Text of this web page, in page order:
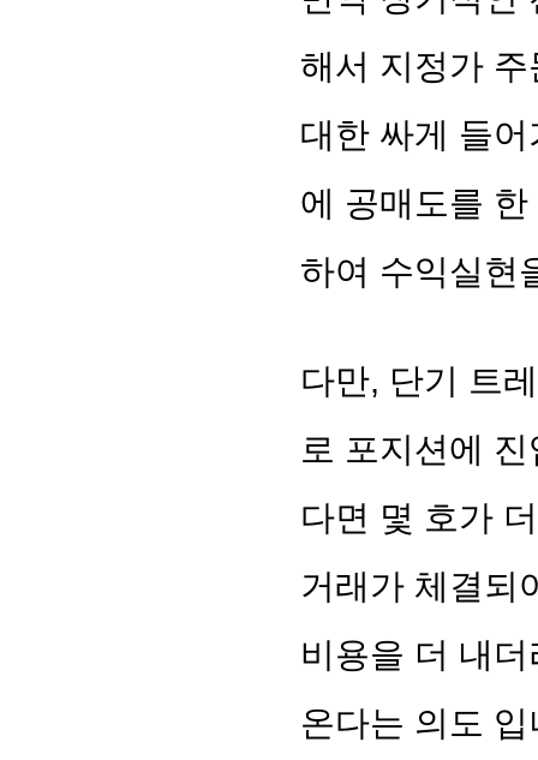
해서 지정가
대한 싸게 들
에 공매도를
하여 수익실현
다만, 단기 트
로 포지션에
다면 몇 호가
거래가 체결되
비용을 더 내
온다는 의도 입